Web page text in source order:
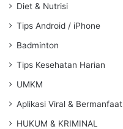
Diet & Nutrisi
Tips Android / iPhone
Badminton
Tips Kesehatan Harian
UMKM
Aplikasi Viral & Bermanfaat
HUKUM & KRIMINAL